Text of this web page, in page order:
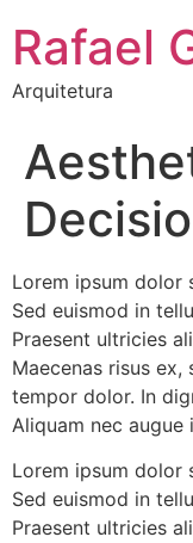
Rafael
Arquitetura
Lorem ipsum dolor
Sed euismod in
Praesent ultricies
Maecenas risus
tempor dolor. In
Aliquam nec augue
Lorem ipsum dolor
Sed euismod in
Praesent ultricies